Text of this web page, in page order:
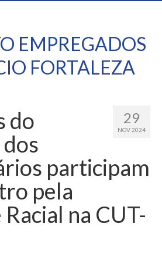
EMPREGADOS
FORTALEZA
29
NOV 2024
do
participam
pela
na CUT-